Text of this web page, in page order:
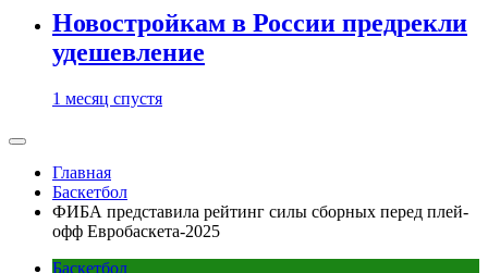
Новостройкам в России предрекли
удешевление
1 месяц спустя
Главная
Баскетбол
ФИБА представила рейтинг силы сборных перед плей-
офф Евробаскета-2025
Баскетбол